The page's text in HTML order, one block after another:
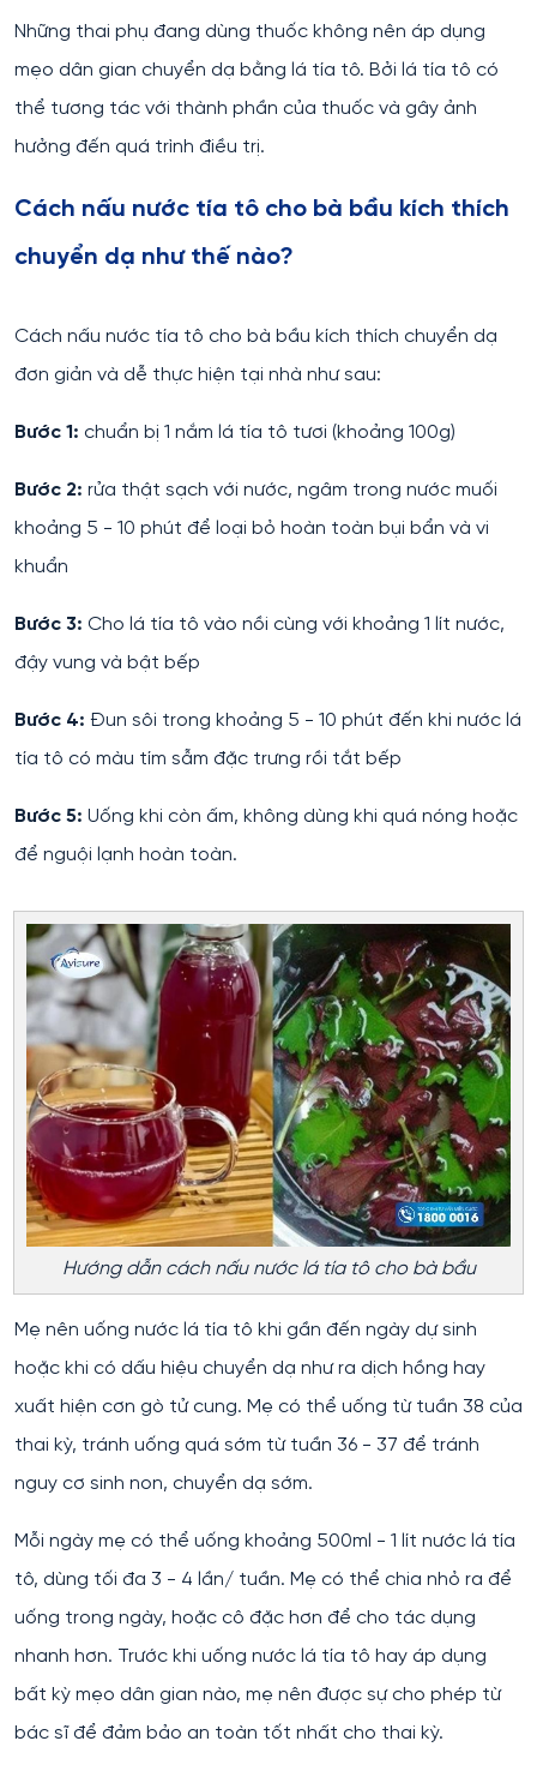
Những thai phụ đang dùng thuốc không nên áp dụng
mẹo dân gian chuyển dạ bằng lá tía tô. Bởi lá tía tô có
thể tương tác với thành phần của thuốc và gây ảnh
hưởng đến quá trình điều trị.
Cách nấu nước tía tô cho bà bầu kích thích
chuyển dạ như thế nào?
Cách nấu nước tía tô cho bà bầu kích thích chuyển dạ
đơn giản và dễ thực hiện tại nhà như sau:
Bước 1: chuẩn bị 1 nắm lá tía tô tươi (khoảng 100g)
Bước 2: rửa thật sạch với nước, ngâm trong nước muối
khoảng 5 - 10 phút để loại bỏ hoàn toàn bụi bẩn và vi
khuẩn
Bước 3: Cho lá tía tô vào nồi cùng với khoảng 1 lít nước,
đậy vung và bật bếp
Bước 4: Đun sôi trong khoảng 5 - 10 phút đến khi nước lá
tía tô có màu tím sẫm đặc trưng rồi tắt bếp
Bước 5: Uống khi còn ấm, không dùng khi quá nóng hoặc
để nguội lạnh hoàn toàn.
Hướng dẫn cách nấu nước lá tía tô cho bà bầu
Mẹ nên uống nước lá tía tô khi gần đến ngày dự sinh
hoặc khi có dấu hiệu chuyển dạ như ra dịch hồng hay
xuất hiện cơn gò tử cung. Mẹ có thể uống từ tuần 38 của
thai kỳ, tránh uống quá sớm từ tuần 36 - 37 để tránh
nguy cơ sinh non, chuyển dạ sớm.
Mỗi ngày mẹ có thể uống khoảng 500ml - 1 lít nước lá tía
tô, dùng tối đa 3 - 4 lần/ tuần. Mẹ có thể chia nhỏ ra để
uống trong ngày, hoặc cô đặc hơn để cho tác dụng
nhanh hơn. Trước khi uống nước lá tía tô hay áp dụng
bất kỳ mẹo dân gian nào, mẹ nên được sự cho phép từ
bác sĩ để đảm bảo an toàn tốt nhất cho thai kỳ.